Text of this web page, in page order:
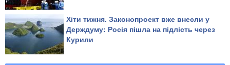
Хіти тижня. Законопроект вже внесли у
Держдуму: Росія пішла на підлість через
Курили